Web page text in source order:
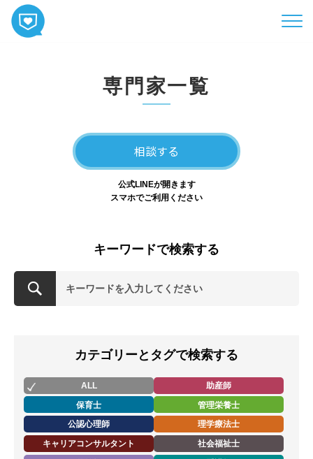
専門家一覧
相談する
公式LINEが開きます
スマホでご利用ください
キーワードで検索する
カテゴリーとタグで検索する
ALL
助産師
保育士
管理栄養士
公認心理師
理学療法士
キャリアコンサルタント
社会福祉士